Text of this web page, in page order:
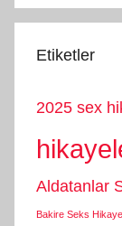
Etiketler
2025 sex
Aldatanlar
Bakire Seks